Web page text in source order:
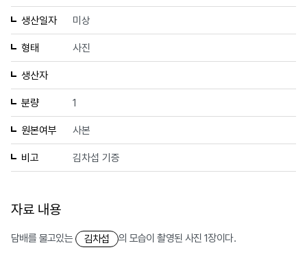
생산일자 미상
형태 사진
생산자
분량 1
원본여부 사본
비고 김차섭 기증
자료 내용
담배를 물고있는 김차섭 의 모습이 촬영된 사진 1장이다.